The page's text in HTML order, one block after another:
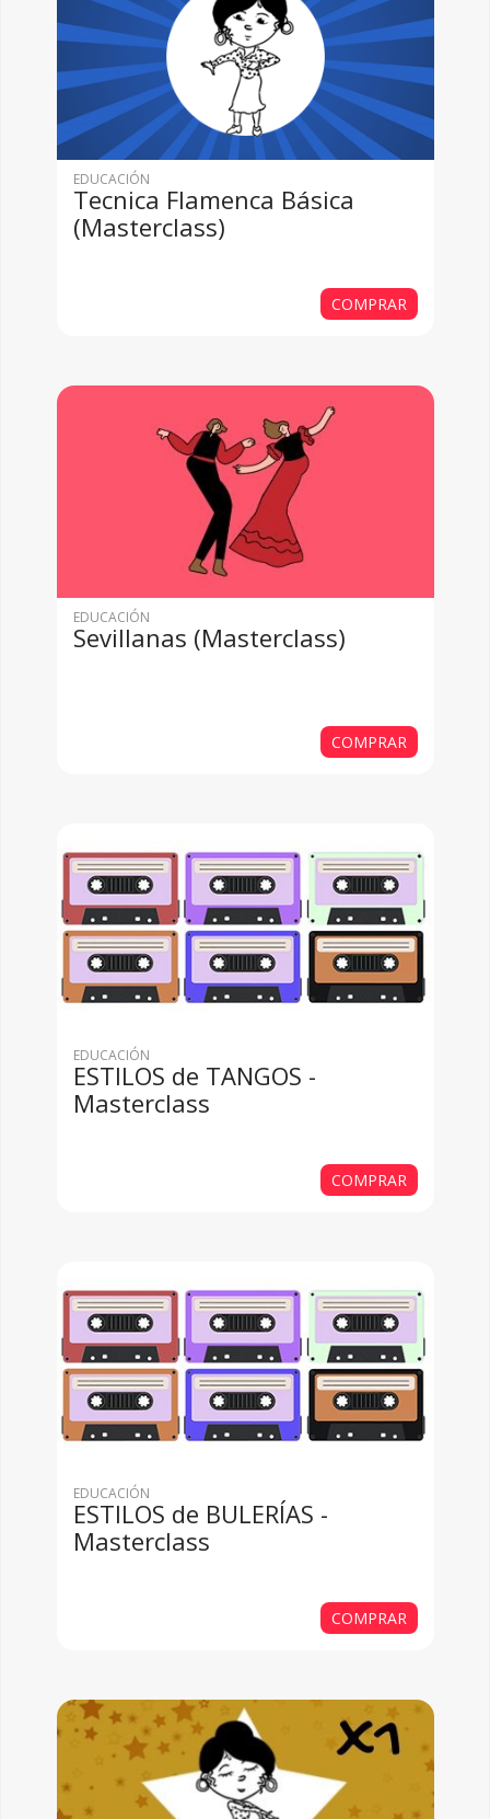
EDUCACIÓN
Tecnica Flamenca Básica
(Masterclass)
COMPRAR
EDUCACIÓN
Sevillanas (Masterclass)
COMPRAR
EDUCACIÓN
ESTILOS de TANGOS -
Masterclass
COMPRAR
EDUCACIÓN
ESTILOS de BULERÍAS -
Masterclass
COMPRAR